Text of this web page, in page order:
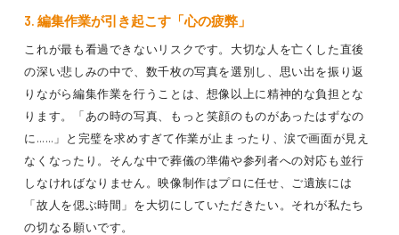
3. 編集作業が引き起こす「心の疲弊」
これが最も看過できないリスクです。大切な人を亡くした直後
の深い悲しみの中で、数千枚の写真を選別し、思い出を振り返
りながら編集作業を行うことは、想像以上に精神的な負担とな
ります。「あの時の写真、もっと笑顔のものがあったはずなの
に……」と完璧を求めすぎて作業が止まったり、涙で画面が見え
なくなったり。そんな中で葬儀の準備や参列者への対応も並行
しなければなりません。映像制作はプロに任せ、ご遺族には
「故人を偲ぶ時間」を大切にしていただきたい。それが私たち
の切なる願いです。